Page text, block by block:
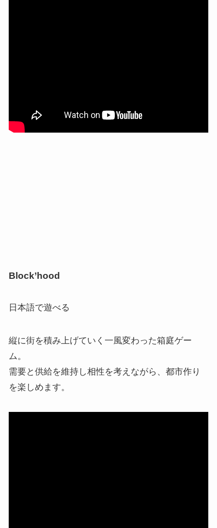
Block’hood
日本語で遊べる
縦に街を積み上げていく一風変わった箱庭ゲー
ム。
需要と供給を維持し相性を考えながら、都市作り
を楽しめます。